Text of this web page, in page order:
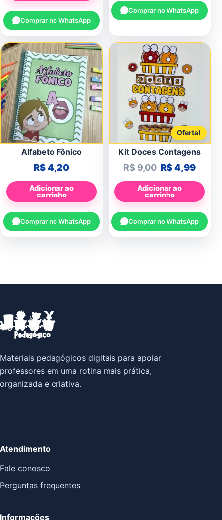
Comprar no WhatsApp
Comprar no WhatsApp
Alfabeto Fônico
R$4,20
Adicionar ao
carrinho
Comprar no WhatsApp
Oferta!
Kit Doces Contagens
R$9,00 O preço
R$4,99O
Adicionar ao
carrinho
Comprar no WhatsApp
Materiais pedagógicos digitais para apoiar
professores em uma rotina mais prática,
organizada e criativa.
Atendimento
Fale conosco
Perguntas frequentes
Informações